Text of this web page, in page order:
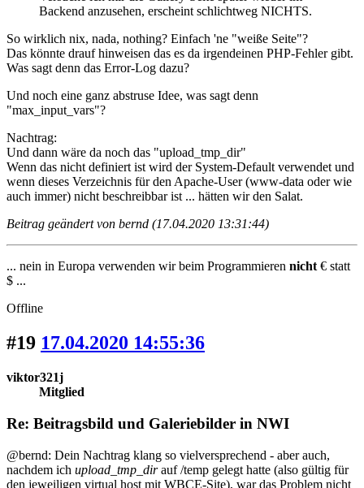
Backend anzusehen, erscheint schlichtweg NICHTS.
So wirklich nix, nada, nothing? Einfach 'ne "weiße Seite"?
Das könnte drauf hinweisen das es da irgendeinen PHP-Fehler gibt.
Was sagt denn das Error-Log dazu?
Und noch eine ganz abstruse Idee, was sagt denn
"max_input_vars"?
Nachtrag:
Und dann wäre da noch das "upload_tmp_dir"
Wenn das nicht definiert ist wird der System-Default verwendet und
wenn dieses Verzeichnis für den Apache-User (www-data oder wie
auch immer) nicht beschreibbar ist ... hätten wir den Salat.
Beitrag geändert von bernd (17.04.2020 13:31:44)
... nein in Europa verwenden wir beim Programmieren nicht € statt
$ ...
Offline
#19 17.04.2020 14:55:36
viktor321j
Mitglied
Re: Beitragsbild und Galeriebilder in NWI
@bernd: Dein Nachtrag klang so vielversprechend - aber auch,
nachdem ich upload_tmp_dirauf /temp gelegt hatte (also gültig für
den jeweiligen virtual host mit WBCE-Site), war das Problem nicht